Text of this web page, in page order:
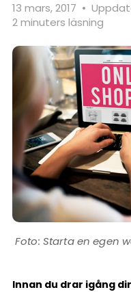
13 mars, 2017 •
2 minuters läsning
Starta en egen
Innan du drar igång